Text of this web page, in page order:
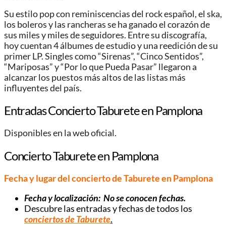
Su estilo pop con reminiscencias del rock español, el ska,
los boleros y las rancheras se ha ganado el corazón de
sus miles y miles de seguidores. Entre su discografía,
hoy cuentan 4 álbumes de estudio y una reedición de su
primer LP. Singles como “Sirenas”, “Cinco Sentidos”,
“Mariposas” y “Por lo que Pueda Pasar” llegaron a
alcanzar los puestos más altos de las listas más
influyentes del país.
Entradas Concierto Taburete en Pamplona
Disponibles en la web oficial.
Concierto Taburete en Pamplona
Fecha y lugar del concierto de Taburete en Pamplona
Fecha y localización: No se conocen fechas.
Descubre las entradas y fechas de todos los
conciertos de Taburete.